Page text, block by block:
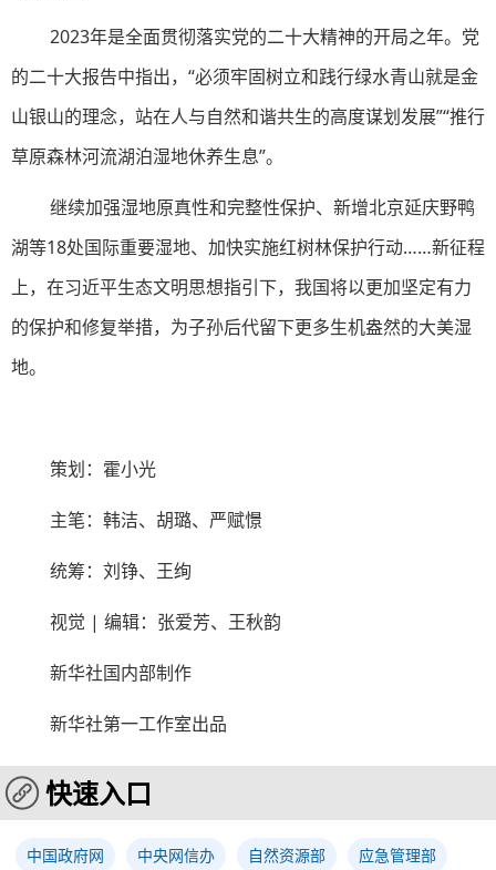
2023年是全面贯彻落实党的二十大精神的开局之年。党
的二十大报告中指出，“必须牢固树立和践行绿水青山就是金
山银山的理念，站在人与自然和谐共生的高度谋划发展”“推行
草原森林河流湖泊湿地休养生息”。
继续加强湿地原真性和完整性保护、新增北京延庆野鸭
湖等18处国际重要湿地、加快实施红树林保护行动……新征程
上，在习近平生态文明思想指引下，我国将以更加坚定有力
的保护和修复举措，为子孙后代留下更多生机盎然的大美湿
地。
策划：霍小光
主笔：韩洁、胡璐、严赋憬
统筹：刘铮、王绚
视觉 | 编辑：张爱芳、王秋韵
新华社国内部制作
新华社第一工作室出品
快速入口
中国政府网 中央网信办 自然资源部 应急管理部